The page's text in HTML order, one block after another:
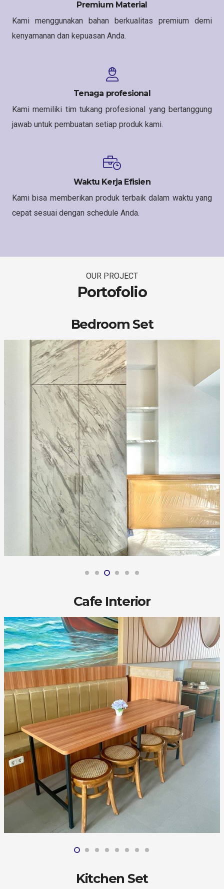
Premium Material
Kami menggunakan bahan berkualitas premium demi
kenyamanan dan kepuasan Anda.
Tenaga profesional
Kami memiliki tim tukang profesional yang bertanggung
jawab untuk pembuatan setiap produk kami.
Waktu Kerja Efisien
Kami bisa memberikan produk terbaik dalam waktu yang
cepat sesuai dengan schedule Anda.
OUR PROJECT
Portofolio
Bedroom Set
Cafe Interior
Kitchen Set